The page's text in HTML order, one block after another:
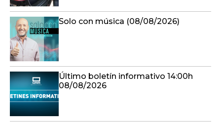
Solo con música (08/08/2026)
Último boletín informativo 14:00h
08/08/2026